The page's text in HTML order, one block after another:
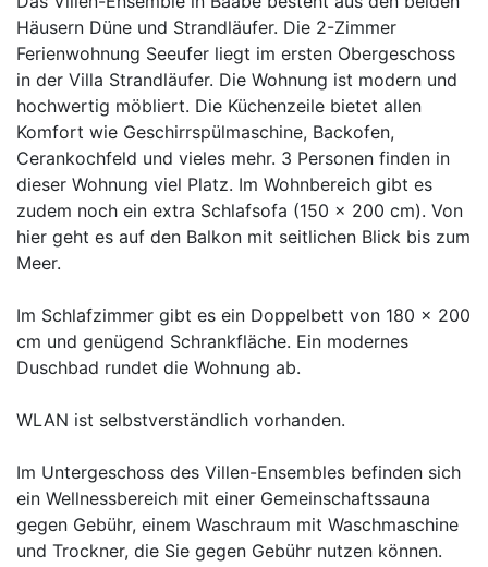
Häusern Düne und Strandläufer. Die 2-Zimmer
Ferienwohnung Seeufer liegt im ersten Obergeschoss
in der Villa Strandläufer. Die Wohnung ist modern und
hochwertig möbliert. Die Küchenzeile bietet allen
Komfort wie Geschirrspülmaschine, Backofen,
Cerankochfeld und vieles mehr. 3 Personen finden in
dieser Wohnung viel Platz. Im Wohnbereich gibt es
zudem noch ein extra Schlafsofa (150 x 200 cm). Von
hier geht es auf den Balkon mit seitlichen Blick bis zum
Meer.
Im Schlafzimmer gibt es ein Doppelbett von 180 x 200
cm und genügend Schrankfläche. Ein modernes
Duschbad rundet die Wohnung ab.
WLAN ist selbstverständlich vorhanden.
Im Untergeschoss des Villen-Ensembles befinden sich
ein Wellnessbereich mit einer Gemeinschaftssauna
gegen Gebühr, einem Waschraum mit Waschmaschine
und Trockner, die Sie gegen Gebühr nutzen können.